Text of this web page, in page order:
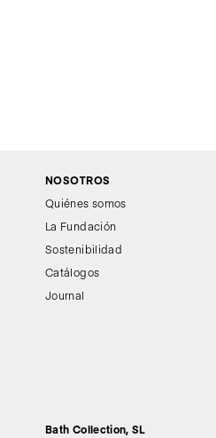
NOSOTROS
Quiénes somos
La Fundación
Sostenibilidad
Catálogos
Journal
Bath Collection, SL